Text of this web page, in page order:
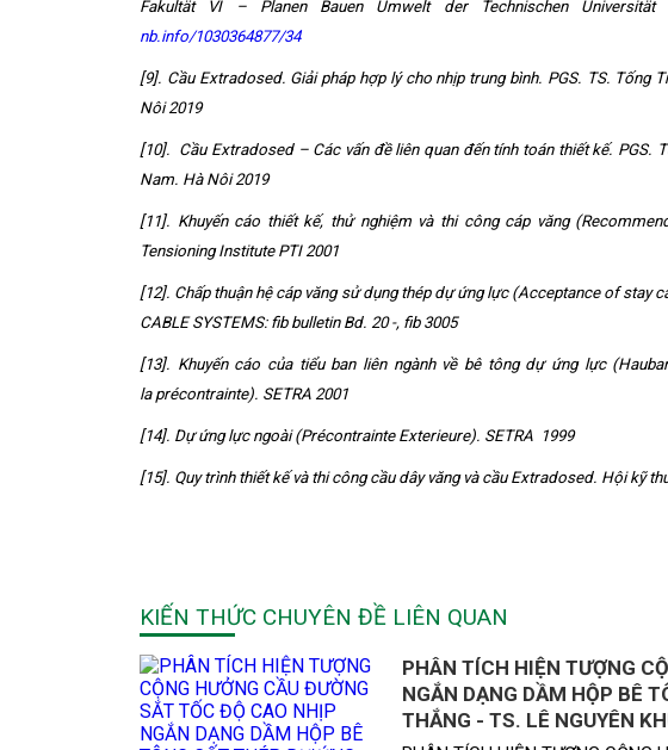
Fakultät VI – Planen Bauen Umwelt der Technischen
nb.info/1030364877/34
[9]. Cầu Extradosed. Giải pháp hợp lý cho nhịp trung bình. PGS. TS. Tống
Nôi 2019
[10]. Cầu Extradosed – Các vấn đề liên quan đến tính toán thiết kế. PGS.
Nam. Hà Nôi 2019
[11]. Khuyến cáo thiết kế, thử nghiệm và thi công cáp văng
Tensioning Institute PTI 2001
[12]. Chấp thuận hệ cáp văng sử dụng thép dự ứng lực (Acceptance of stay
CABLE SYSTEMS: fib bulletin Bd. 20 -, fib 3005
[13]. Khuyến cáo của tiểu ban liên ngành về bê tông dự ứng lực
la précontrainte). SETRA 2001
[14]. Dự ứng lực ngoài (Précontrainte Exterieure). SETRA 1999
[15]. Quy trình thiết kế và thi công cầu dây văng và cầu Extradosed. Hội kỹ
KIẾN THỨC CHUYÊN ĐỀ LIÊN QUAN
PHÂN TÍCH HIỆN TƯỢNG
NGẮN DẠNG DẦM HỘP BÊ
THẮNG - TS. LÊ NGUYÊN